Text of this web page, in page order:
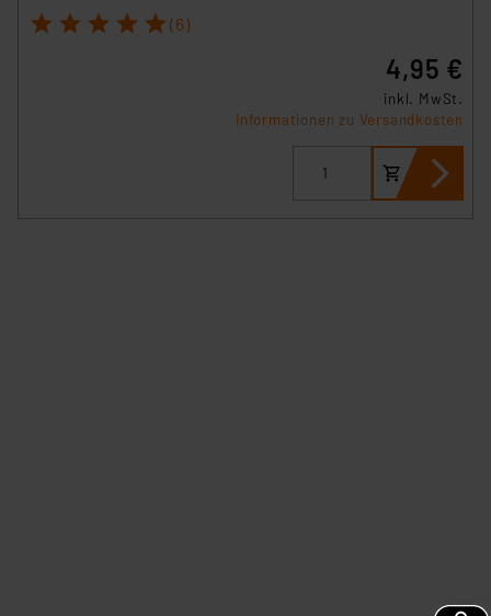
1 2 3 4 5 (6)
4,95 €
inkl. MwSt.
Informationen zu Versandkosten